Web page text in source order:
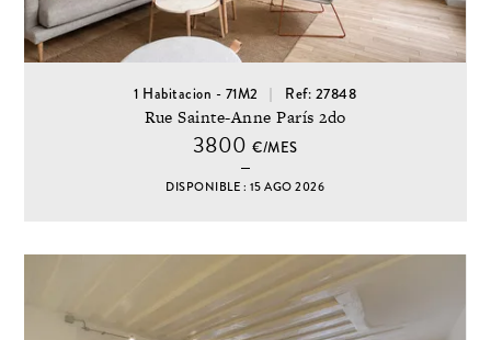
1 Habitacion - 71M2 Ref: 27848
Rue Sainte-Anne París 2do
3800€/MES
DISPONIBLE : 15 AGO 2026